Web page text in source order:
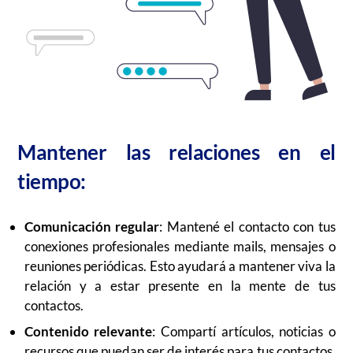
Mantener las relaciones en el
tiempo:
Comunicación regular: Mantené el contacto con tus
conexiones profesionales mediante mails, mensajes o
reuniones periódicas. Esto ayudará a mantener viva la
relación y a estar presente en la mente de tus
contactos.
Contenido relevante: Compartí artículos, noticias o